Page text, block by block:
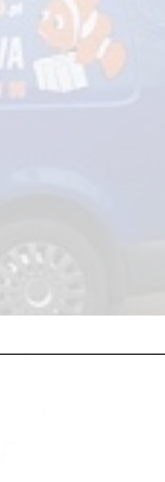
Oferta dotyczy także